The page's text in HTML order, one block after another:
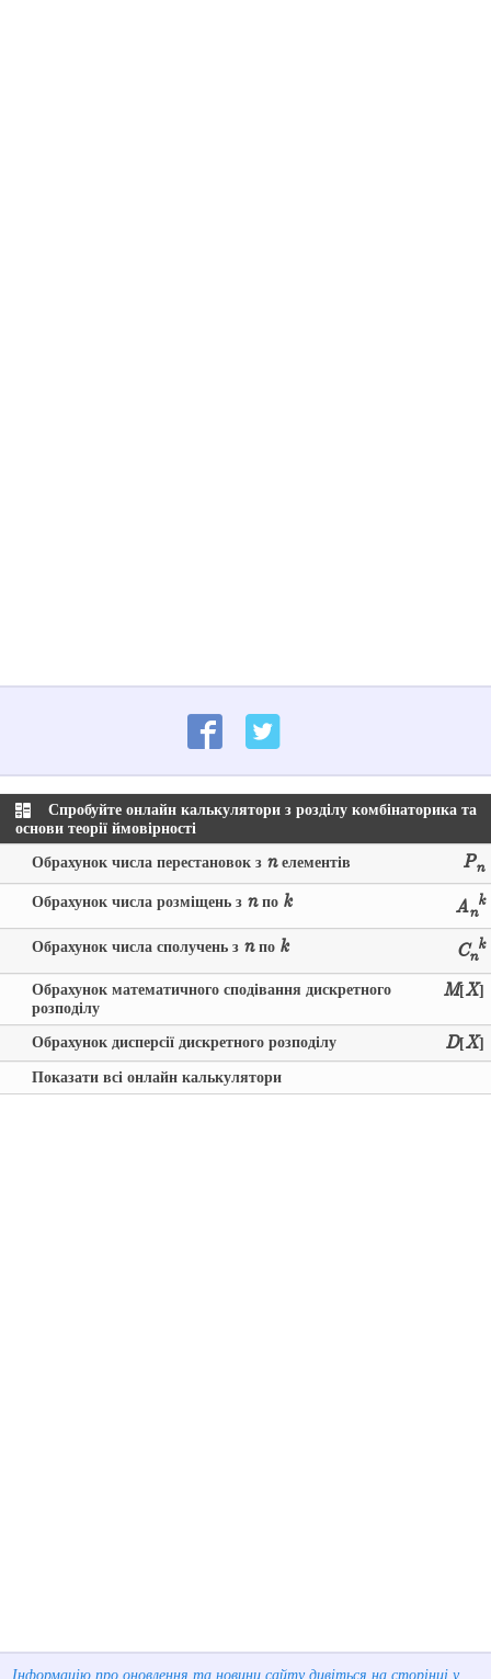
Спробуйте онлайн калькулятори з розділу комбінаторика та
основи теорії ймовірності
Pn
Обрахунок числа перестановок з nелементів
An
k
Обрахунок числа розміщень з nпо k
Cn
k
Обрахунок числа сполучень з nпо k
M[X]
Обрахунок математичного сподівання дискретного
розподілу
D[X]
Обрахунок дисперсії дискретного розподілу
Показати всі онлайн калькулятори
Інформацію про оновлення та новини сайту дивіться на сторінці у